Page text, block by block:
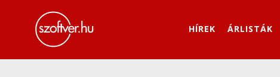
HÍREK ÁRLISTÁK